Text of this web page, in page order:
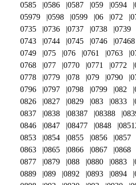
0585
0586 0587 059 0594
05979
0598 0599 06 072
0735
0736 0737 0738 0739
0743
0744 0745 0746 07468
0749
075 076 0761 0763
0768
077 0770 0771 0772
0778
0779 078 079 0790
0796
0797 0798 0799 082
0826
0827 0829 083 0833
0837
0838 08387 08388
0846
0847 08477 0848
0853
0854 0855 0856 0857
0863
0865 0866 0867 0868
0877
0879 088 0880 0883
0889
089 0892 0893 0894